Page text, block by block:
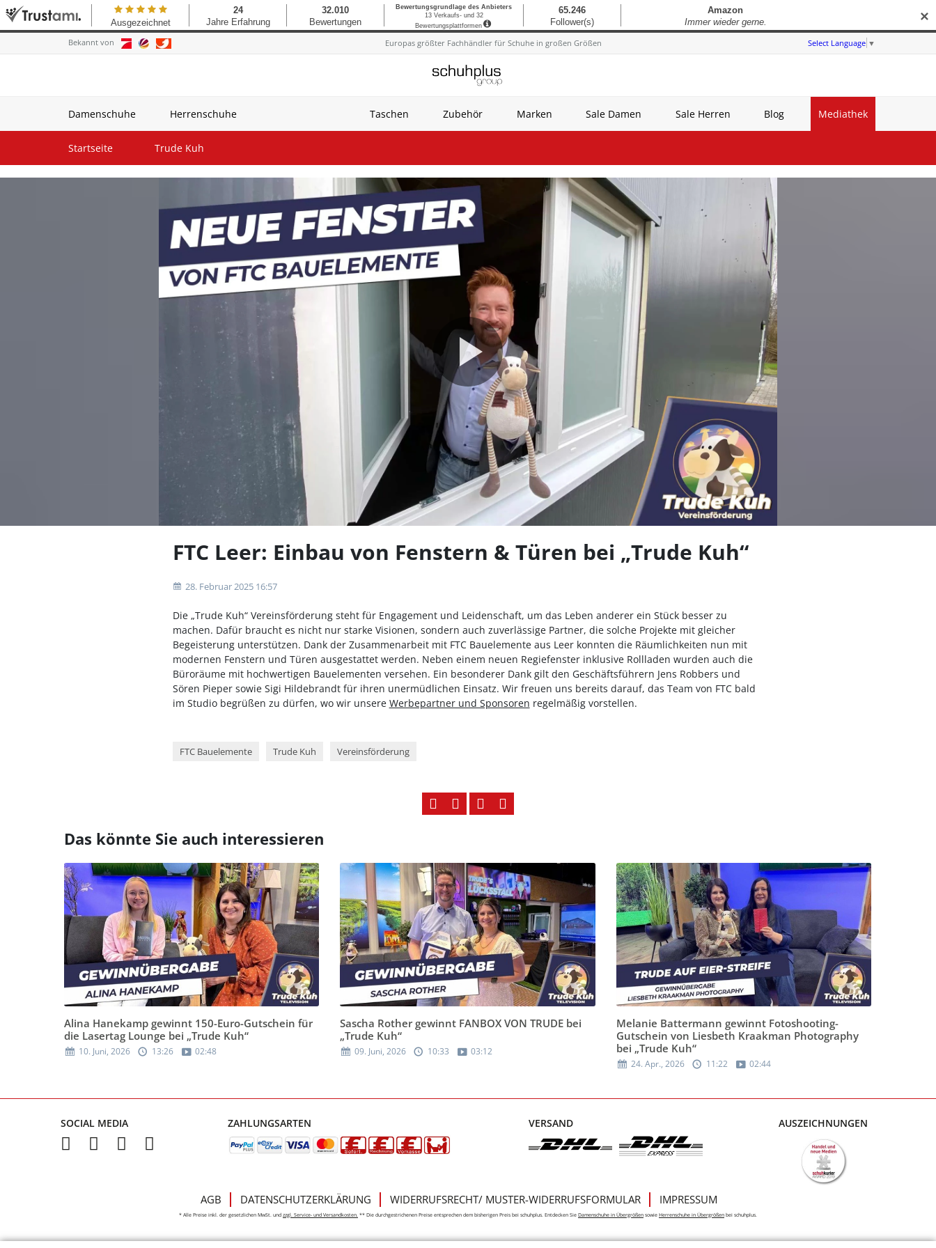
Bekannt von Europas größter Fachhändler für Schuhe in großen Größen Select Language ▼
Damenschuhe Herrenschuhe Taschen Zubehör Marken Sale Damen Sale Herren Blog Mediathek
Startseite Trude Kuh
Video
abspielen
FTC Leer: Einbau von Fenstern & Türen bei „Trude Kuh“
28. Februar 2025 16:57
Die „Trude Kuh“ Vereinsförderung steht für Engagement und Leidenschaft, um das Leben anderer ein Stück besser zu
machen. Dafür braucht es nicht nur starke Visionen, sondern auch zuverlässige Partner, die solche Projekte mit gleicher
Begeisterung unterstützen. Dank der Zusammenarbeit mit FTC Bauelemente aus Leer konnten die Räumlichkeiten nun mit
modernen Fenstern und Türen ausgestattet werden. Neben einem neuen Regiefenster inklusive Rollladen wurden auch die
Büroräume mit hochwertigen Bauelementen versehen. Ein besonderer Dank gilt den Geschäftsführern Jens Robbers und
Sören Pieper sowie Sigi Hildebrandt für ihren unermüdlichen Einsatz. Wir freuen uns bereits darauf, das Team von FTC bald
im Studio begrüßen zu dürfen, wo wir unsere Werbepartner und Sponsoren regelmäßig vorstellen.
FTC Bauelemente Trude Kuh Vereinsförderung
Das könnte Sie auch interessieren
Alina Hanekamp gewinnt 150-Euro-Gutschein für
die Lasertag Lounge bei „Trude Kuh“
10. Juni, 2026 13:26 02:48
Sascha Rother gewinnt FANBOX VON TRUDE bei
„Trude Kuh“
09. Juni, 2026 10:33 03:12
Melanie Battermann gewinnt Fotoshooting-
Gutschein von Liesbeth Kraakman Photography
bei „Trude Kuh“
24. Apr., 2026 11:22 02:44
SOCIAL MEDIA ZAHLUNGSARTEN VERSAND AUSZEICHNUNGEN
AGB DATENSCHUTZERKLÄRUNG WIDERRUFSRECHT/ MUSTER-WIDERRUFSFORMULAR IMPRESSUM
* Alle Preise inkl. der gesetzlichen MwSt. und zzgl. Service- und Versandkosten. ** Die durchgestrichenen Preise entsprechen dem bisherigen Preis bei schuhplus. Entdecken Sie Damenschuhe in Übergrößen sowie Herrenschuhe in Übergrößen bei schuhplus.
✕